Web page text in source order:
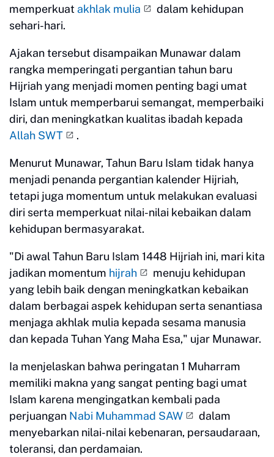
memperkuat akhlak mulia
dalam kehidupan
sehari-hari.
Ajakan tersebut disampaikan Munawar dalam
rangka memperingati pergantian tahun baru
Hijriah yang menjadi momen penting bagi umat
Islam untuk memperbarui semangat, memperbaiki
diri, dan meningkatkan kualitas ibadah kepada
Allah SWT
.
Menurut Munawar, Tahun Baru Islam tidak hanya
menjadi penanda pergantian kalender Hijriah,
tetapi juga momentum untuk melakukan evaluasi
diri serta memperkuat nilai-nilai kebaikan dalam
kehidupan bermasyarakat.
"Di awal Tahun Baru Islam 1448 Hijriah ini, mari kita
jadikan momentum hijrah
menuju kehidupan
yang lebih baik dengan meningkatkan kebaikan
dalam berbagai aspek kehidupan serta senantiasa
menjaga akhlak mulia kepada sesama manusia
dan kepada Tuhan Yang Maha Esa," ujar Munawar.
Ia menjelaskan bahwa peringatan 1 Muharram
memiliki makna yang sangat penting bagi umat
Islam karena mengingatkan kembali pada
perjuangan Nabi Muhammad SAW
dalam
menyebarkan nilai-nilai kebenaran, persaudaraan,
toleransi, dan perdamaian.